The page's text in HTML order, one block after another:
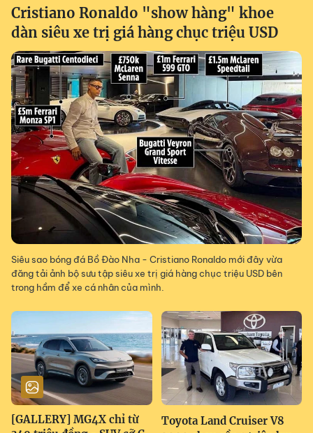
Cristiano Ronaldo "show hàng" khoe
dàn siêu xe trị giá hàng chục triệu USD
Siêu sao bóng đá Bồ Đào Nha - Cristiano Ronaldo mới đây vừa
đăng tải ảnh bộ sưu tập siêu xe trị giá hàng chục triệu USD bên
trong hầm để xe cá nhân của mình.
[GALLERY] MG4X chỉ từ
Toyota Land Cruiser V8